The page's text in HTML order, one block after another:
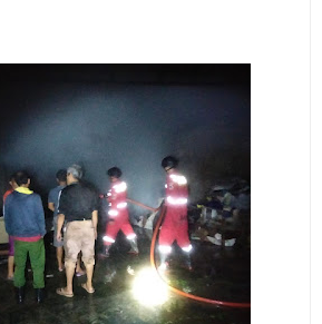
Mulai Kesulitan Air Bersih Akibat Kekeringan,
Kuningan dan PAM Tirta Kamuning Salurakan
Jadi Tuan Rumah Pendampingan Penyusunan
SPMI
Kita Merdeka Dari Hawa Nafsu?
Sembako di Pasar Kepuh Kuningan Kamis 6
2026, Daging Naik, Telur Turun
Kegiatan Bupati Kuningan Jumat 7 Agustus